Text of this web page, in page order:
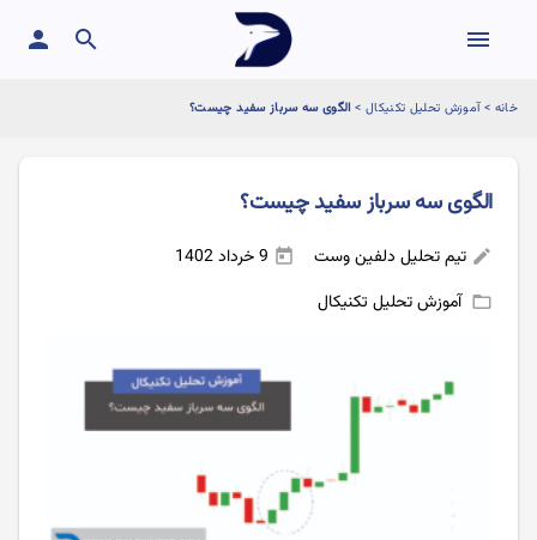
menu
search
person
خانه >آموزش تحلیل تکنیکال > الگوی سه سرباز سفید چیست؟
الگوی سه سرباز سفید چیست؟
edit تیم تحلیل دلفین وست today
folder_open آموزش تحلیل تکنیکال